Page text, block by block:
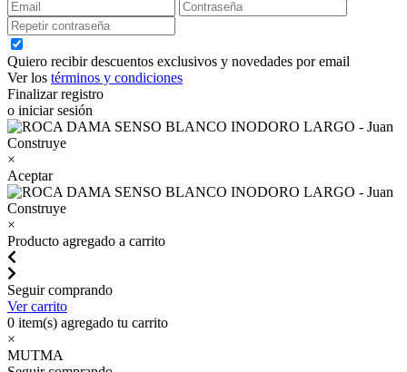
Quiero recibir descuentos exclusivos y novedades por email
Ver los términos y condiciones
Finalizar registro
o iniciar sesión
×
Aceptar
×
Producto agregado a carrito
Seguir comprando
Ver carrito
0 item(s) agregado tu carrito
×
MUTMA